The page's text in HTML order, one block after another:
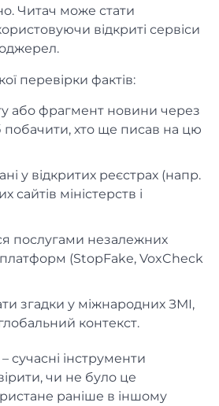
Читач може стати
відкриті сервіси
перевірки фактів:
або фрагмент новини через
хто ще писав на цю
у відкритих реєстрах (напр.
сайтів міністерств і
послугами незалежних
(StopFake, VoxCheck
згадки у міжнародних ЗМІ,
контекст.
сучасні інструменти
чи не було це
раніше в іншому